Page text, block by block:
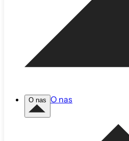
O nas O nas